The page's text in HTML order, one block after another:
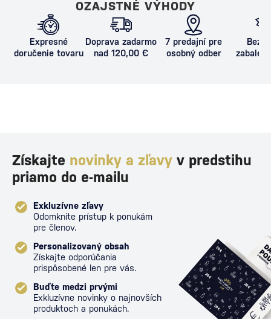
OZAJSTNÉ VÝHODY
Expresné
doručenie tovaru
Doprava zadarmo
nad 120,00 €
7 predajní pre
osobný odber
Získajte novinky a zľavy v predstihu
priamo do e-mailu
Exkluzívne zľavy
Odomknite prístup k ponukám
pre členov.
Personalizovaný obsah
Získajte odporúčania
prispôsobené len pre vás.
Buďte medzi prvými
Exkluzívne novinky o najnovších
produktoch a ponukách.